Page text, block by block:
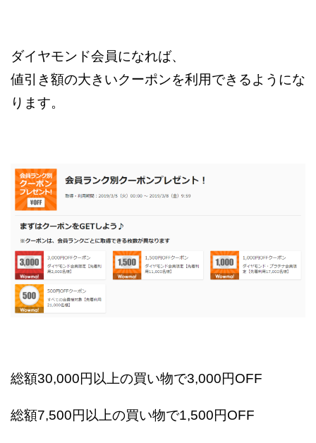
ダイヤモンド会員になれば、
値引き額の大きいクーポンを利用できるようにな
ります。
総額30,000円以上の買い物で3,000円OFF
総額7,500円以上の買い物で1,500円OFF